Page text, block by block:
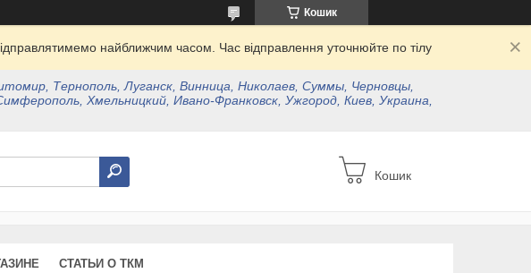
Кошик
найближчим часом. Час відправлення уточнюйте по тілу
Тернополь, Луганск, Винница, Николаев, Суммы, Черновцы,
Хмельницкий, Ивано-Франковск, Ужгород, Киев, Украина,
Кошик
СТАТЬИ О ТКМ